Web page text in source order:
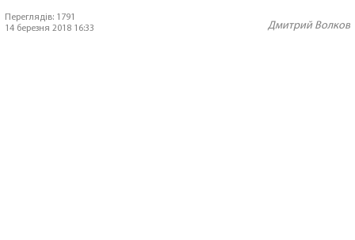
Переглядів: 1791
14 березня 2018 16:33
Дмитрий Волков